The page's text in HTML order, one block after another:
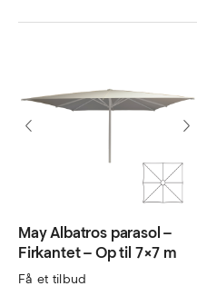
May Albatros parasol –
Firkantet – Op til 7×7 m
Få et tilbud